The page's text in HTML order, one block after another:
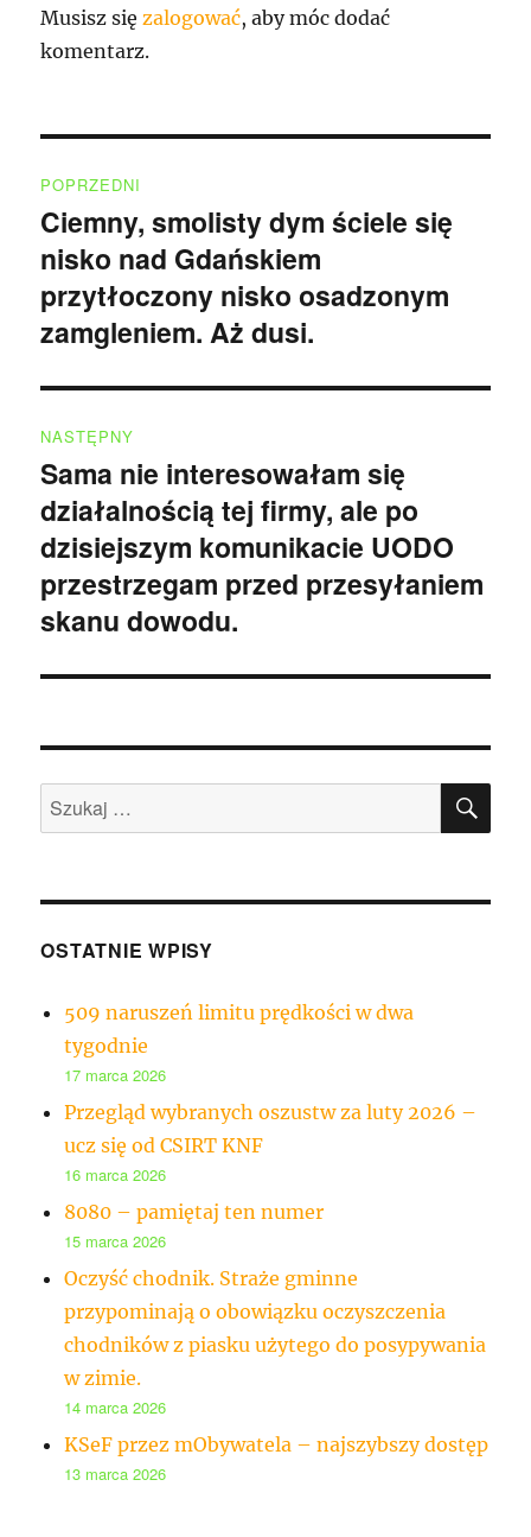
Musisz sięzalogować, aby móc dodać
komentarz.
wpisu
POPRZEDNI
Poprzedni
wpis:
Ciemny, smolisty dym ściele się
nisko nad Gdańskiem
przytłoczony nisko osadzonym
zamgleniem. Aż dusi.
NASTĘPNY
Następny
wpis:
Sama nie interesowałam się
działalnością tej firmy, ale po
dzisiejszym komunikacie UODO
przestrzegam przed przesyłaniem
skanu dowodu.
Szukaj:
OSTATNIE WPISY
509 naruszeń limitu prędkości w dwa
tygodnie
17 marca 2026
Przegląd wybranych oszustw za luty 2026 –
ucz się od CSIRT KNF
16 marca 2026
8080 – pamiętaj ten numer
15 marca 2026
Oczyść chodnik. Straże gminne
przypominają o obowiązku oczyszczenia
chodników z piasku użytego do posypywania
w zimie.
14 marca 2026
KSeF przez mObywatela – najszybszy dostęp
13 marca 2026